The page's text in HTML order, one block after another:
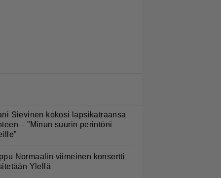
Sievinen kokosi lapsikatraansa
– ”Minun suurin perintöni
Normaalin viimeinen konsertti
Ylellä